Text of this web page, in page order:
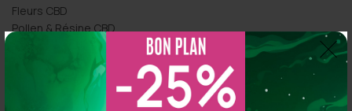
Fleurs CBD
Pollen & Résine CBD